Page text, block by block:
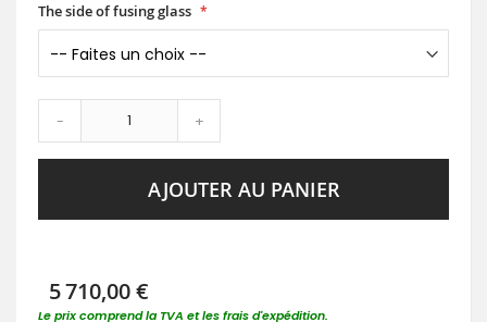
The side of fusing glass
- +
AJOUTER AU PANIER
5 710,00 €
Le prix comprend la TVA et les frais d'expédition.